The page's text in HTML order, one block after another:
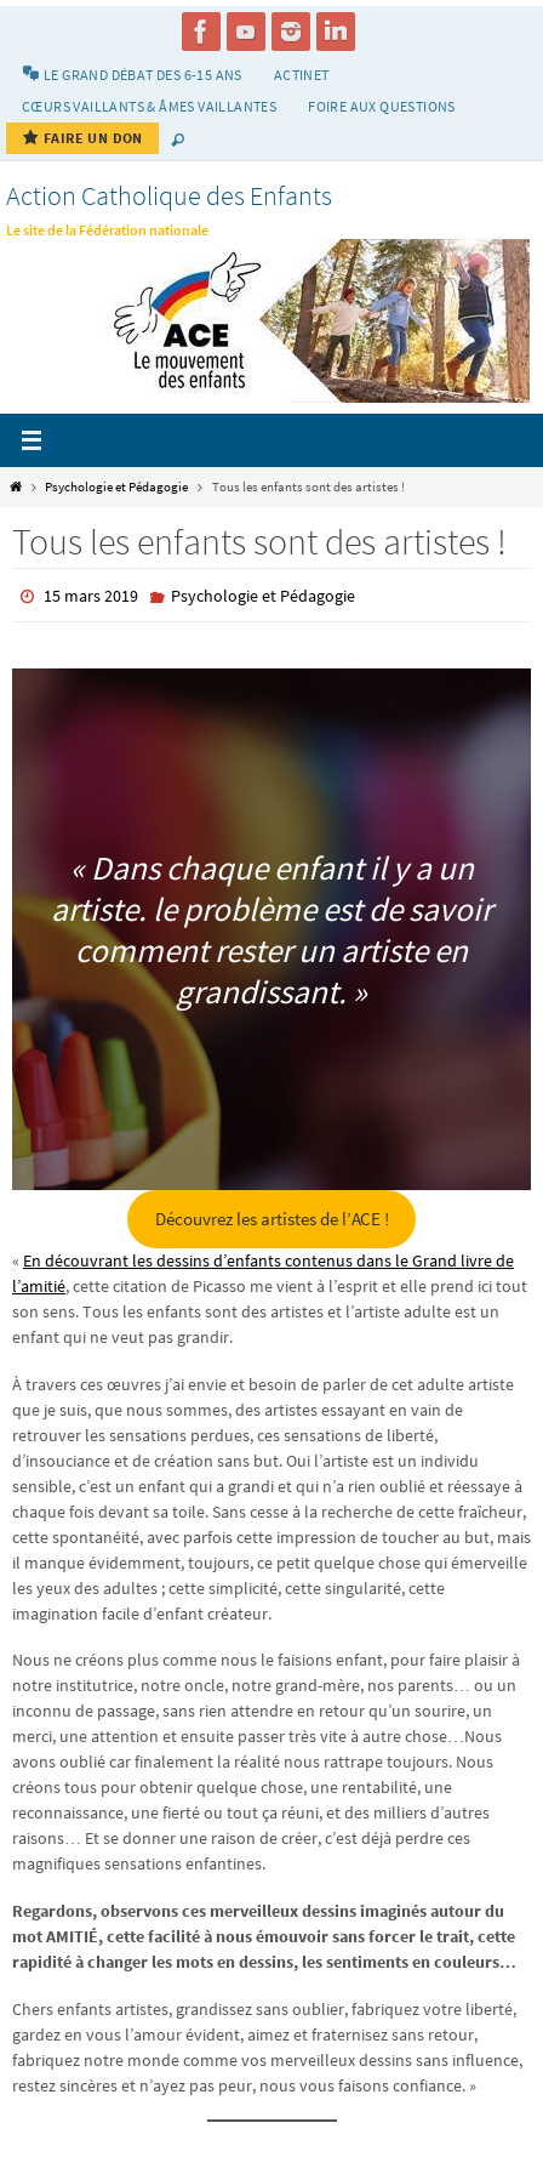
LE GRAND DÉBAT DES 6-15 ANS
ACTINET
CŒURS VAILLANTS & ÂMES VAILLANTES
FOIRE AUX QUESTIONS
FAIRE UN DON
Action Catholique des Enfants
Le site de la Fédération nationale
HomePsychologie et Pédagogie Tous les enfants sont des artistes !
Tous les enfants sont des artistes !
15 mars 2019 Psychologie et Pédagogie
« Dans chaque enfant il y a un
artiste. le problème est de savoir
comment rester un artiste en
grandissant. »
Découvrez les artistes de l’ACE !
« En découvrant les dessins d’enfants contenus dans le Grand livre de
l’amitié, cette citation de Picasso me vient à l’esprit et elle prend ici tout
son sens. Tous les enfants sont des artistes et l’artiste adulte est un
enfant qui ne veut pas grandir.
À travers ces œuvres j’ai envie et besoin de parler de cet adulte artiste
que je suis, que nous sommes, des artistes essayant en vain de
retrouver les sensations perdues, ces sensations de liberté,
d’insouciance et de création sans but. Oui l’artiste est un individu
sensible, c’est un enfant qui a grandi et qui n’a rien oublié et réessaye à
chaque fois devant sa toile. Sans cesse à la recherche de cette fraîcheur,
cette spontanéité, avec parfois cette impression de toucher au but, mais
il manque évidemment, toujours, ce petit quelque chose qui émerveille
les yeux des adultes ; cette simplicité, cette singularité, cette
imagination facile d’enfant créateur.
Nous ne créons plus comme nous le faisions enfant, pour faire plaisir à
notre institutrice, notre oncle, notre grand-mère, nos parents… ou un
inconnu de passage, sans rien attendre en retour qu’un sourire, un
merci, une attention et ensuite passer très vite à autre chose…Nous
avons oublié car finalement la réalité nous rattrape toujours. Nous
créons tous pour obtenir quelque chose, une rentabilité, une
reconnaissance, une fierté ou tout ça réuni, et des milliers d’autres
raisons… Et se donner une raison de créer, c’est déjà perdre ces
magnifiques sensations enfantines.
Regardons, observons ces merveilleux dessins imaginés autour du
mot AMITIÉ, cette facilité à nous émouvoir sans forcer le trait, cette
rapidité à changer les mots en dessins, les sentiments en couleurs…
Chers enfants artistes, grandissez sans oublier, fabriquez votre liberté,
gardez en vous l’amour évident, aimez et fraternisez sans retour,
fabriquez notre monde comme vos merveilleux dessins sans influence,
restez sincères et n’ayez pas peur, nous vous faisons confiance. »